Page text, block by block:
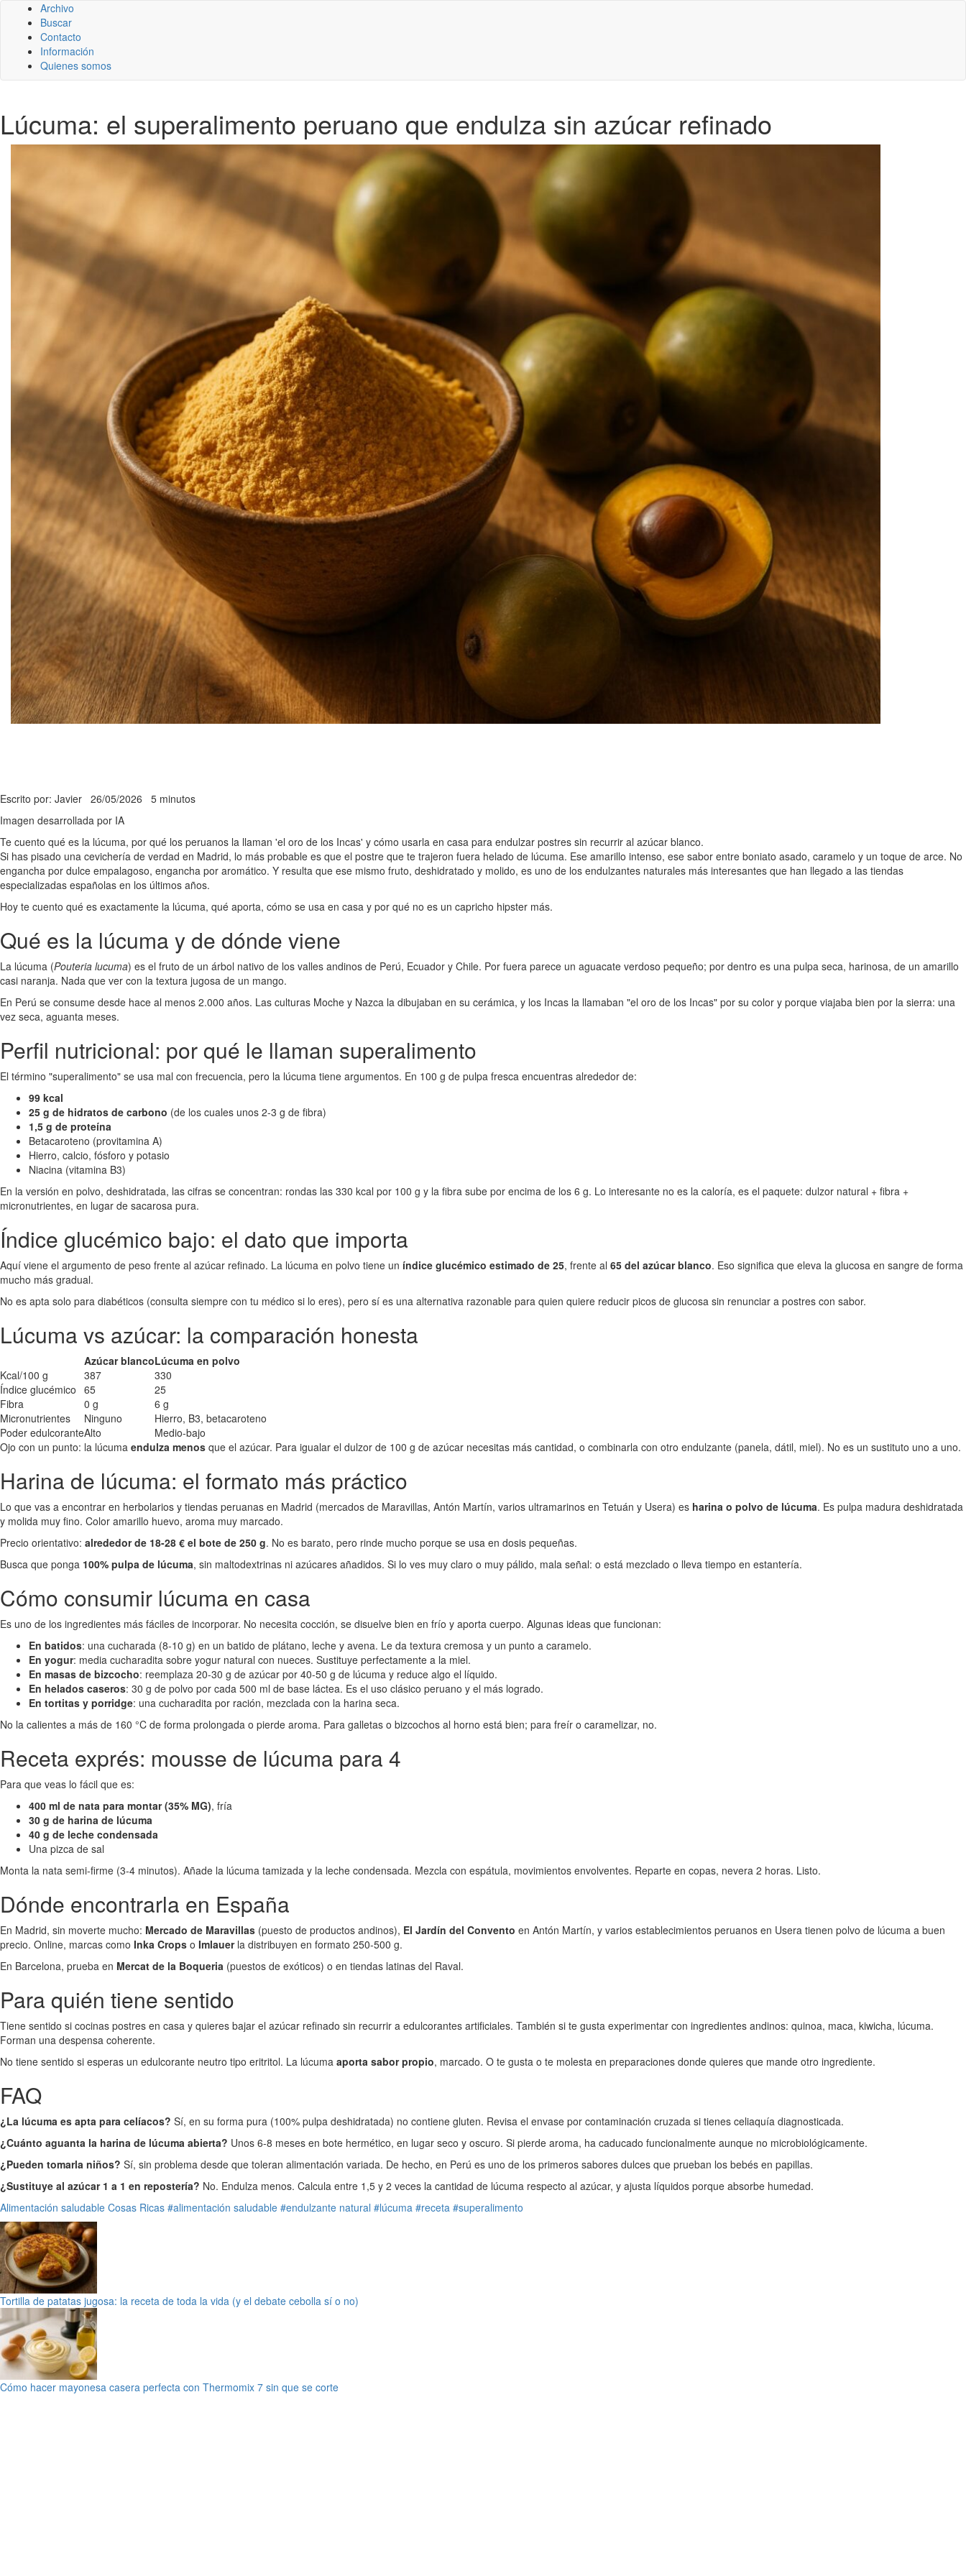
Archivo
Buscar
Contacto
Información
Quienes somos
Lúcuma: el superalimento peruano que endulza sin azúcar refinado
Escrito por: Javier 26/05/2026 5 minutos
Imagen desarrollada por IA
Te cuento qué es la lúcuma, por qué los peruanos la llaman 'el oro de los Incas' y cómo usarla en casa para endulzar postres sin recurrir al azúcar blanco.
Si has pisado una cevichería de verdad en Madrid, lo más probable es que el postre que te trajeron fuera helado de lúcuma. Ese amarillo intenso, ese sabor entre boniato asado, caramelo y un toque de arce. No
engancha por dulce empalagoso, engancha por aromático. Y resulta que ese mismo fruto, deshidratado y molido, es uno de los endulzantes naturales más interesantes que han llegado a las tiendas
especializadas españolas en los últimos años.
Hoy te cuento qué es exactamente la lúcuma, qué aporta, cómo se usa en casa y por qué no es un capricho hipster más.
Qué es la lúcuma y de dónde viene
La lúcuma (Pouteria lucuma) es el fruto de un árbol nativo de los valles andinos de Perú, Ecuador y Chile. Por fuera parece un aguacate verdoso pequeño; por dentro es una pulpa seca, harinosa, de un amarillo
casi naranja. Nada que ver con la textura jugosa de un mango.
En Perú se consume desde hace al menos 2.000 años. Las culturas Moche y Nazca la dibujaban en su cerámica, y los Incas la llamaban "el oro de los Incas" por su color y porque viajaba bien por la sierra: una
vez seca, aguanta meses.
Perfil nutricional: por qué le llaman superalimento
El término "superalimento" se usa mal con frecuencia, pero la lúcuma tiene argumentos. En 100 g de pulpa fresca encuentras alrededor de:
99 kcal
25 g de hidratos de carbono (de los cuales unos 2-3 g de fibra)
1,5 g de proteína
Betacaroteno (provitamina A)
Hierro, calcio, fósforo y potasio
Niacina (vitamina B3)
En la versión en polvo, deshidratada, las cifras se concentran: rondas las 330 kcal por 100 g y la fibra sube por encima de los 6 g. Lo interesante no es la caloría, es el paquete: dulzor natural + fibra +
micronutrientes, en lugar de sacarosa pura.
Índice glucémico bajo: el dato que importa
Aquí viene el argumento de peso frente al azúcar refinado. La lúcuma en polvo tiene un índice glucémico estimado de 25, frente al 65 del azúcar blanco. Eso significa que eleva la glucosa en sangre de forma
mucho más gradual.
No es apta solo para diabéticos (consulta siempre con tu médico si lo eres), pero sí es una alternativa razonable para quien quiere reducir picos de glucosa sin renunciar a postres con sabor.
Lúcuma vs azúcar: la comparación honesta
Azúcar blancoLúcuma en polvo
Kcal/100 g
387
330
Índice glucémico 65
25
Fibra
0 g
6 g
Micronutrientes
Ninguno
Hierro, B3, betacaroteno
Poder edulcoranteAlto
Medio-bajo
Ojo con un punto: la lúcuma endulza menos que el azúcar. Para igualar el dulzor de 100 g de azúcar necesitas más cantidad, o combinarla con otro endulzante (panela, dátil, miel). No es un sustituto uno a uno.
Harina de lúcuma: el formato más práctico
Lo que vas a encontrar en herbolarios y tiendas peruanas en Madrid (mercados de Maravillas, Antón Martín, varios ultramarinos en Tetuán y Usera) es harina o polvo de lúcuma. Es pulpa madura deshidratada
y molida muy fino. Color amarillo huevo, aroma muy marcado.
Precio orientativo: alrededor de 18-28 € el bote de 250 g. No es barato, pero rinde mucho porque se usa en dosis pequeñas.
Busca que ponga 100% pulpa de lúcuma, sin maltodextrinas ni azúcares añadidos. Si lo ves muy claro o muy pálido, mala señal: o está mezclado o lleva tiempo en estantería.
Cómo consumir lúcuma en casa
Es uno de los ingredientes más fáciles de incorporar. No necesita cocción, se disuelve bien en frío y aporta cuerpo. Algunas ideas que funcionan:
En batidos: una cucharada (8-10 g) en un batido de plátano, leche y avena. Le da textura cremosa y un punto a caramelo.
En yogur: media cucharadita sobre yogur natural con nueces. Sustituye perfectamente a la miel.
En masas de bizcocho: reemplaza 20-30 g de azúcar por 40-50 g de lúcuma y reduce algo el líquido.
En helados caseros: 30 g de polvo por cada 500 ml de base láctea. Es el uso clásico peruano y el más logrado.
En tortitas y porridge: una cucharadita por ración, mezclada con la harina seca.
No la calientes a más de 160 °C de forma prolongada o pierde aroma. Para galletas o bizcochos al horno está bien; para freír o caramelizar, no.
Receta exprés: mousse de lúcuma para 4
Para que veas lo fácil que es:
400 ml de nata para montar (35% MG), fría
30 g de harina de lúcuma
40 g de leche condensada
Una pizca de sal
Monta la nata semi-firme (3-4 minutos). Añade la lúcuma tamizada y la leche condensada. Mezcla con espátula, movimientos envolventes. Reparte en copas, nevera 2 horas. Listo.
Dónde encontrarla en España
En Madrid, sin moverte mucho: Mercado de Maravillas (puesto de productos andinos), El Jardín del Convento en Antón Martín, y varios establecimientos peruanos en Usera tienen polvo de lúcuma a buen
precio. Online, marcas como Inka Crops o Imlauerla distribuyen en formato 250-500 g.
En Barcelona, prueba en Mercat de la Boqueria (puestos de exóticos) o en tiendas latinas del Raval.
Para quién tiene sentido
Tiene sentido si cocinas postres en casa y quieres bajar el azúcar refinado sin recurrir a edulcorantes artificiales. También si te gusta experimentar con ingredientes andinos: quinoa, maca, kiwicha, lúcuma.
Forman una despensa coherente.
No tiene sentido si esperas un edulcorante neutro tipo eritritol. La lúcuma aporta sabor propio, marcado. O te gusta o te molesta en preparaciones donde quieres que mande otro ingrediente.
FAQ
¿La lúcuma es apta para celíacos? Sí, en su forma pura (100% pulpa deshidratada) no contiene gluten. Revisa el envase por contaminación cruzada si tienes celiaquía diagnosticada.
¿Cuánto aguanta la harina de lúcuma abierta? Unos 6-8 meses en bote hermético, en lugar seco y oscuro. Si pierde aroma, ha caducado funcionalmente aunque no microbiológicamente.
¿Pueden tomarla niños? Sí, sin problema desde que toleran alimentación variada. De hecho, en Perú es uno de los primeros sabores dulces que prueban los bebés en papillas.
¿Sustituye al azúcar 1 a 1 en repostería? No. Endulza menos. Calcula entre 1,5 y 2 veces la cantidad de lúcuma respecto al azúcar, y ajusta líquidos porque absorbe humedad.
Alimentación saludable Cosas Ricas #alimentación saludable #endulzante natural #lúcuma #receta #superalimento
Tortilla de patatas jugosa: la receta de toda la vida (y el debate cebolla sí o no)
Cómo hacer mayonesa casera perfecta con Thermomix 7 sin que se corte